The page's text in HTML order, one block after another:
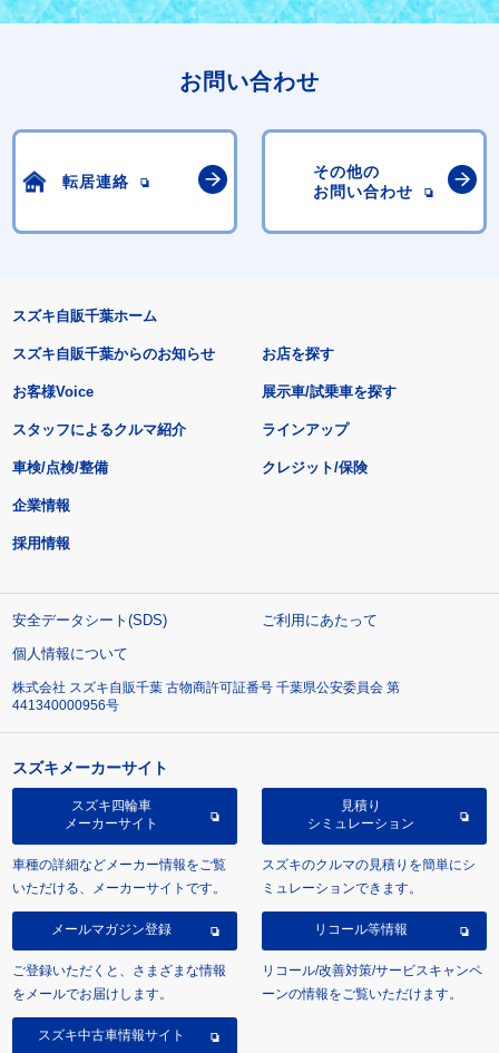
お問い合わせ
転居連絡
その他の
お問い合わせ
スズキ自販千葉ホーム
スズキ自販千葉からのお知らせ
お客様Voice
スタッフによるクルマ紹介
お店を探す
展示車/試乗車を探す
ラインアップ
車検/点検/整備 クレジット/保険
企業情報
採用情報
安全データシート(SDS)
ご利用にあたって
個人情報について
株式会社 スズキ自販千葉 古物商許可証番号 千葉県公安委員会 第
441340000956号
スズキメーカーサイト
スズキ四輪車
メーカーサイト
車種の詳細などメーカー情報をご覧
いただける、メーカーサイトです。
見積り
シミュレーション
スズキのクルマの見積りを簡単にシ
ミュレーションできます。
メールマガジン登録
ご登録いただくと、さまざまな情報
をメールでお届けします。
リコール等情報
リコール/改善対策/サービスキャンペ
ーンの情報をご覧いただけます。
スズキ中古車情報サイト